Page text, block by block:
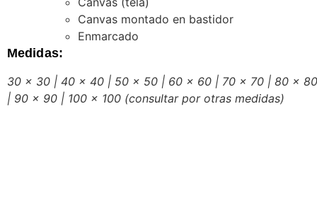
Canvas montado en bastidor
Enmarcado
Medidas:
30 x 30 | 40 x 40 | 50 x 50 | 60 x 60 | 70 x 70 | 80 x 80
| 90 x 90 | 100 x 100 (consultar por otras medidas)